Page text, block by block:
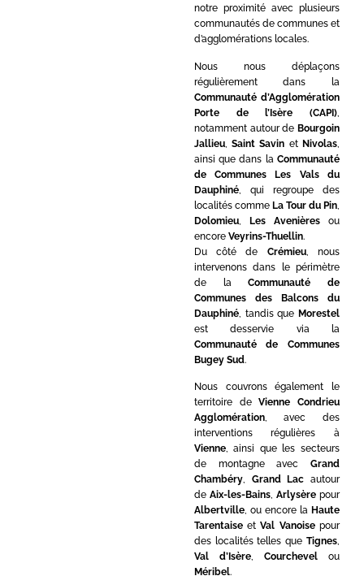
notre proximité avec plusieurs
communautés de communes et
d’agglomérations locales.
Nous nous déplaçons
régulièrement dans la
Communauté d’Agglomération
Porte de l’Isère (CAPI)
notamment autour de Bourgoin
Jallieu,Saint Savin et Nivolas
ainsi que dans la Communauté
de Communes Les Vals du
Dauphiné, qui regroupe des
localités comme La Tour du Pin
Dolomieu, Les Avenièresou
encore Veyrins-Thuellin.
Du côté de Crémieu, nous
intervenons dans le périmètre
de laCommunauté de
Communes des Balcons du
Dauphiné, tandis que Morestel
est desservie via la
Communauté de Communes
Bugey Sud.
Nous couvrons également le
territoire deVienne Condrieu
Agglomération, avec des
interventions régulières à
Vienne, ainsi que les secteurs
de montagne avec Grand
Chambéry, Grand Lac autour
de Aix-les-Bains, Arlysèrepour
Albertville, ou encore la Haute
TarentaiseetVal Vanoisepour
des localités telles que Tignes,
Val d’Isère, Courchevelou
Méribel.